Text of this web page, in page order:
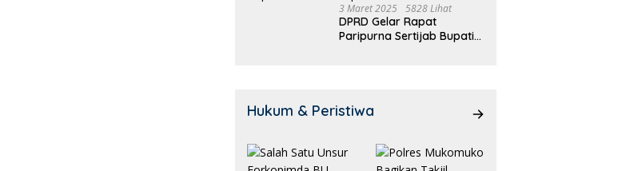
3 Maret 2025 5828 Lihat
DPRD Gelar Rapat
Paripurna Sertijab Bupati
Hukum & Peristiwa